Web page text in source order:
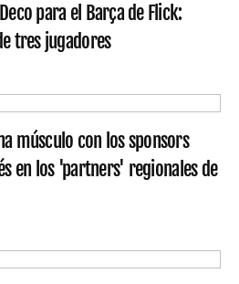
para el Barça de Flick:
tres jugadores
músculo con los sponsors
en los 'partners' regionales de